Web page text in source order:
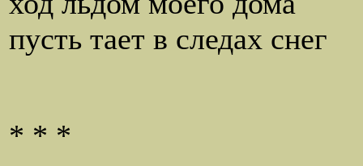
пусть тает в следах снег
* * *